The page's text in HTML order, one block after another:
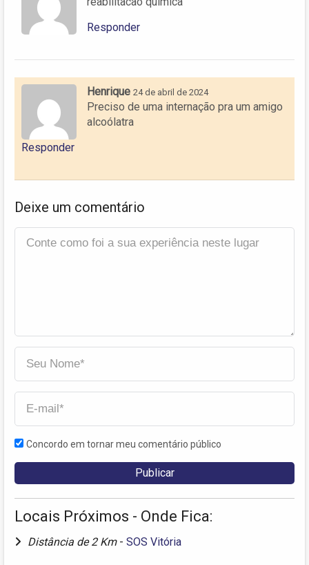
Responder
Henrique 24 de abril de 2024
Preciso de uma internação pra um amigo
alcoólatra
Responder
Deixe um comentário
Concordo em tornar meu comentário público
Locais Próximos - Onde Fica:
Distância de 2 Km - SOS Vitória